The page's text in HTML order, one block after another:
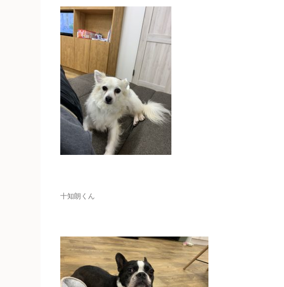
十知朗くん